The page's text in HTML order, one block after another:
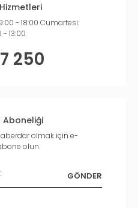
- 18:00 Cumartesi:
- 13:00
250
Aboneliği
olmak için e-
olun.